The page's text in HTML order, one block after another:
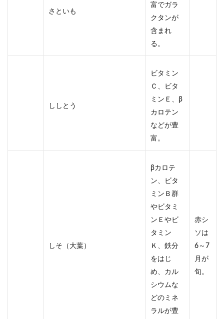
さといも
富でガラ
クタンが
含まれ
る。
ししとう
ビタミン
Ｃ、ビタ
ミンＥ、β
カロテン
などが豊
富。
しそ（大葉）
βカロテ
ン、ビタ
ミンＢ群
やビタミ
ンＥやビ
タミン
Ｋ、鉄分
をはじ
め、カル
シウムな
どのミネ
ラルが豊
赤シ
ソは
6～7
月が
旬。